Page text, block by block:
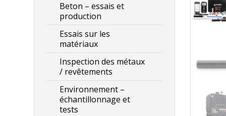
Beton – essais et
production
Essais sur les
matériaux
Inspection des métaux
/ revêtements
Environnement –
échantillonnage et
tests